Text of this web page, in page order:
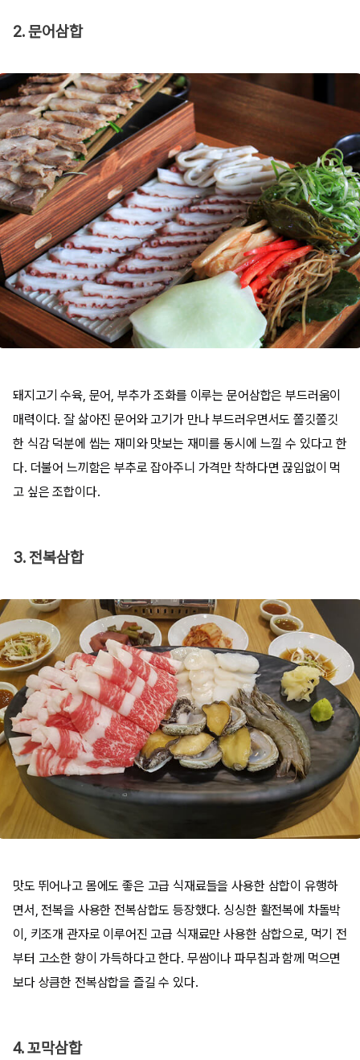
2. 문어삼합
돼지고기 수육, 문어, 부추가 조화를 이루는 문어삼합은 부드러움이
매력이다. 잘 삶아진 문어와 고기가 만나 부드러우면서도 쫄깃쫄깃
한 식감 덕분에 씹는 재미와 맛보는 재미를 동시에 느낄 수 있다고 한
다. 더불어 느끼함은 부추로 잡아주니 가격만 착하다면 끊임없이 먹
고 싶은 조합이다.
3. 전복삼합
맛도 뛰어나고 몸에도 좋은 고급 식재료들을 사용한 삼합이 유행하
면서, 전복을 사용한 전복삼합도 등장했다. 싱싱한 활전복에 차돌박
이, 키조개 관자로 이루어진 고급 식재료만 사용한 삼합으로, 먹기 전
부터 고소한 향이 가득하다고 한다. 무쌈이나 파무침과 함께 먹으면
보다 상큼한 전복삼합을 즐길 수 있다.
4. 꼬막삼합